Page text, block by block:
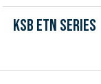
KSB ETN Series